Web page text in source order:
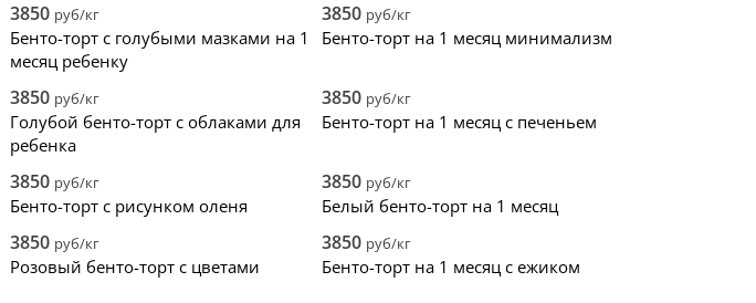
3850 руб/кг
Бенто-торт с голубыми мазками на 1
месяц ребенку
3850 руб/кг
Бенто-торт на 1 месяц минимализм
3850 руб/кг
Голубой бенто-торт с облаками для
ребенка
3850 руб/кг
Бенто-торт на 1 месяц с печеньем
3850 руб/кг
Бенто-торт с рисунком оленя
3850 руб/кг
Белый бенто-торт на 1 месяц
3850 руб/кг
Розовый бенто-торт с цветами
3850 руб/кг
Бенто-торт на 1 месяц с ежиком